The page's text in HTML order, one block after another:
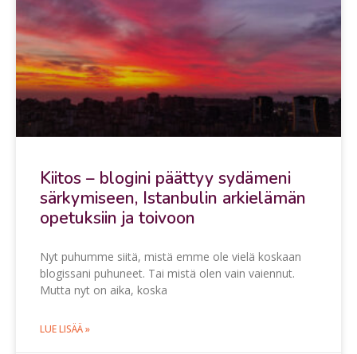
Kiitos – blogini päättyy sydämeni
särkymiseen, Istanbulin arkielämän
opetuksiin ja toivoon
Nyt puhumme siitä, mistä emme ole vielä koskaan
blogissani puhuneet. Tai mistä olen vain vaiennut.
Mutta nyt on aika, koska
LUE LISÄÄ »